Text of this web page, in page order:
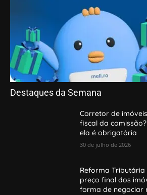
Destaques da Semana
Corretor de
fiscal da
ela é obrigatória
30 de julho de 2026
Reforma Tributária
preço final dos
forma de negociar